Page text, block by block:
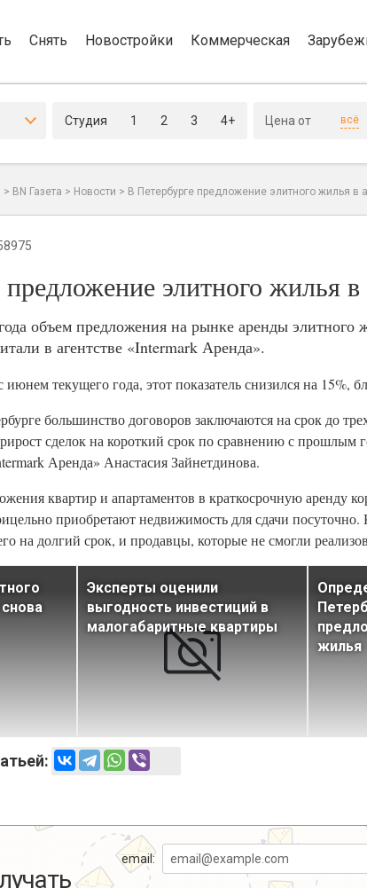
Снять Новостройки Коммерческая
Студия 1 2 3 4+ всё
> BN Газета > Новости > В Петербурге предложение элитного жилья в
элитного жилья
объем предложения на рынке аренды
в агентстве «Intermark Аренда».
текущего года, этот показатель снизился на 15%,
большинство договоров заключаются на срок до
сделок на короткий срок по сравнению с прошлым
Аренда» Анастасия Зайнетдинова.
квартир и апартаментов в краткосрочную аренду
приобретают недвижимость для сдачи
на долгий срок, и продавцы, которые не смогли
Эксперты оценили
выгодность инвестиций в
малогабаритные квартиры
жилья
email: